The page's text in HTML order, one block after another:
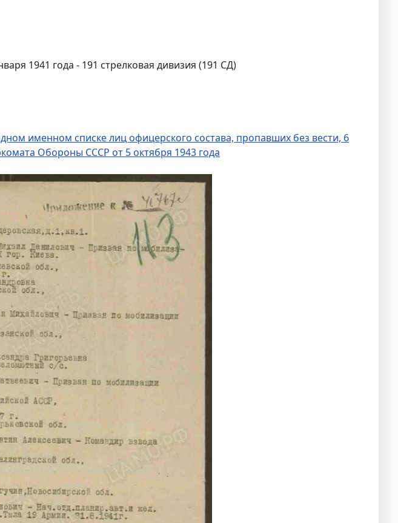
1941 года - 191 стрелковая дивизия (191 СД)
именном списке лиц офицерского состава, пропавших без вести, 6
Обороны СССР от 5 октября 1943 года